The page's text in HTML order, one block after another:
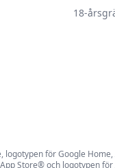
18-
för Google
Store® och logotypen